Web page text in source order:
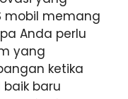
mobil memang
Anda perlu
yang
ketika
baru